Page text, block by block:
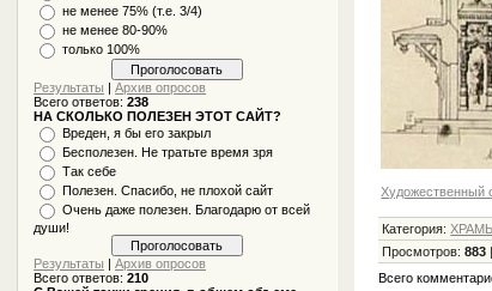
не менее 75% (т.е. 3/4)
не менее 80-90%
только 100%
Результаты |Архив опросов
Всего ответов:238
НА СКОЛЬКО ПОЛЕЗЕН ЭТОТ САЙТ?
Вреден, я бы его закрыл
Бесполезен. Не тратьте время зря
Так себе
Полезен. Спасибо, не плохой сайт
Очень даже полезен. Благодарю от всей
души!
Результаты |Архив опросов
Всего ответов:210
Художественный
Категория:
Просмотров:883
Всего